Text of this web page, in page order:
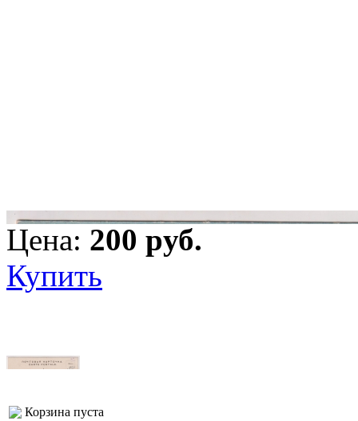
Цена: 200 pуб.
Купить
Корзина пуста